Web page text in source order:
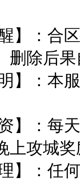
】：合
删除后
】：本
】：每
上攻城
】：任